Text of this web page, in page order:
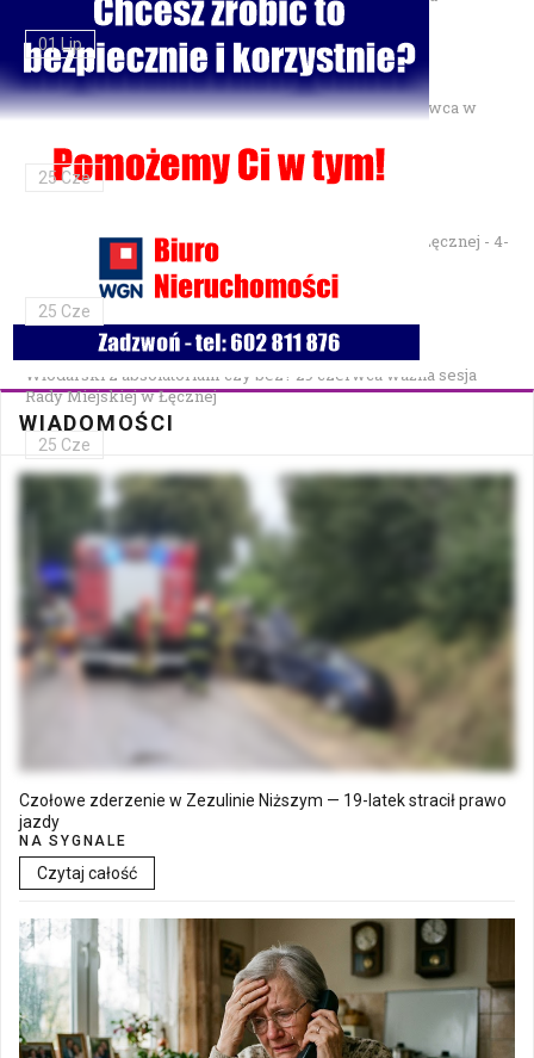
01 Lip
Gminne Zawody Sportowo-Pożarnicze OSP — 28 czerwca w
25 Cze
XXVII Festiwal Kapel Ulicznych i Podwórkowych w Łęcznej - 4-
5 lipca w Parku na Podzamczu
25 Cze
Włodarski z absolutorium czy bez? 29 czerwca ważna sesja
Rady Miejskiej w Łęcznej
25 Cze
Bezpłatna mammografia w Cycowie
19 Cze
Walne Zgromadzenie w SM "Batory" już 19 czerwca w Łęcznej
18 Cze
WIADOMOŚCI
Czołowe zderzenie w Zezulinie Niższym — 19-latek stracił prawo
jazdy
NA SYGNALE
Czytaj całość